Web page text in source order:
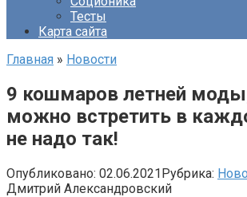
Тесты
Карта сайта
Главная » Новости
9 кошмаров летней
можно встретить в
не надо так!
Опубликовано: 02.06.2021Рубрика:
Дмитрий Александровский